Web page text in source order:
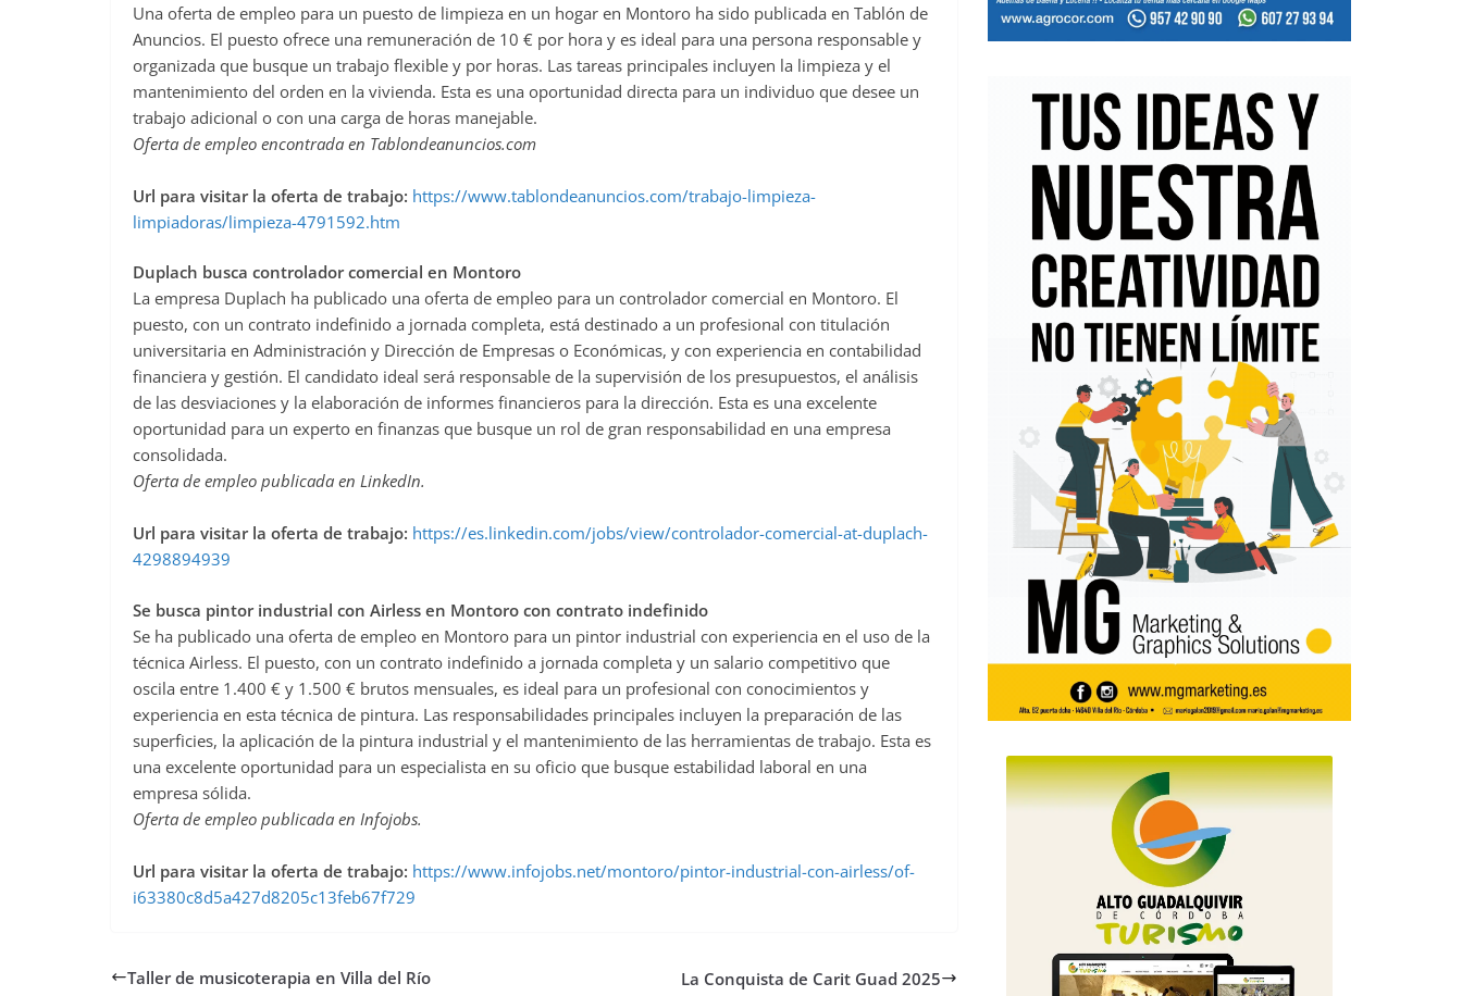
Una oferta de empleo para un puesto de limpieza en un hogar en Montoro ha sido publicada en Tablón de
Anuncios. El puesto ofrece una remuneración de 10 € por hora y es ideal para una persona responsable y
organizada que busque un trabajo flexible y por horas. Las tareas principales incluyen la limpieza y el
mantenimiento del orden en la vivienda. Esta es una oportunidad directa para un individuo que desee un
trabajo adicional o con una carga de horas manejable.
Oferta de empleo encontrada en Tablondeanuncios.com
Url para visitar la oferta de trabajo: https://www.tablondeanuncios.com/trabajo-limpieza-
limpiadoras/limpieza-4791592.htm
Duplach busca controlador comercial en Montoro
La empresa Duplach ha publicado una oferta de empleo para un controlador comercial en Montoro. El
puesto, con un contrato indefinido a jornada completa, está destinado a un profesional con titulación
universitaria en Administración y Dirección de Empresas o Económicas, y con experiencia en contabilidad
financiera y gestión. El candidato ideal será responsable de la supervisión de los presupuestos, el análisis
de las desviaciones y la elaboración de informes financieros para la dirección. Esta es una excelente
oportunidad para un experto en finanzas que busque un rol de gran responsabilidad en una empresa
consolidada.
Oferta de empleo publicada en LinkedIn.
Url para visitar la oferta de trabajo: https://es.linkedin.com/jobs/view/controlador-comercial-at-duplach-
4298894939
Se busca pintor industrial con Airless en Montoro con contrato indefinido
Se ha publicado una oferta de empleo en Montoro para un pintor industrial con experiencia en el uso de la
técnica Airless. El puesto, con un contrato indefinido a jornada completa y un salario competitivo que
oscila entre 1.400 € y 1.500 € brutos mensuales, es ideal para un profesional con conocimientos y
experiencia en esta técnica de pintura. Las responsabilidades principales incluyen la preparación de las
superficies, la aplicación de la pintura industrial y el mantenimiento de las herramientas de trabajo. Esta es
una excelente oportunidad para un especialista en su oficio que busque estabilidad laboral en una
empresa sólida.
Oferta de empleo publicada en Infojobs.
Url para visitar la oferta de trabajo: https://www.infojobs.net/montoro/pintor-industrial-con-airless/of-
i63380c8d5a427d8205c13feb67f729
Taller de musicoterapia en Villa del Río La Conquista de Carit Guad 2025